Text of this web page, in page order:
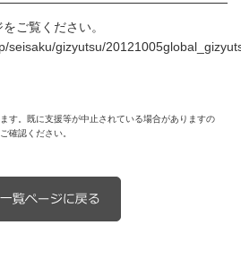
ご覧ください。
seisaku/gizyutsu/
す。既に支援等が中止されている場合がありますの
確認ください。